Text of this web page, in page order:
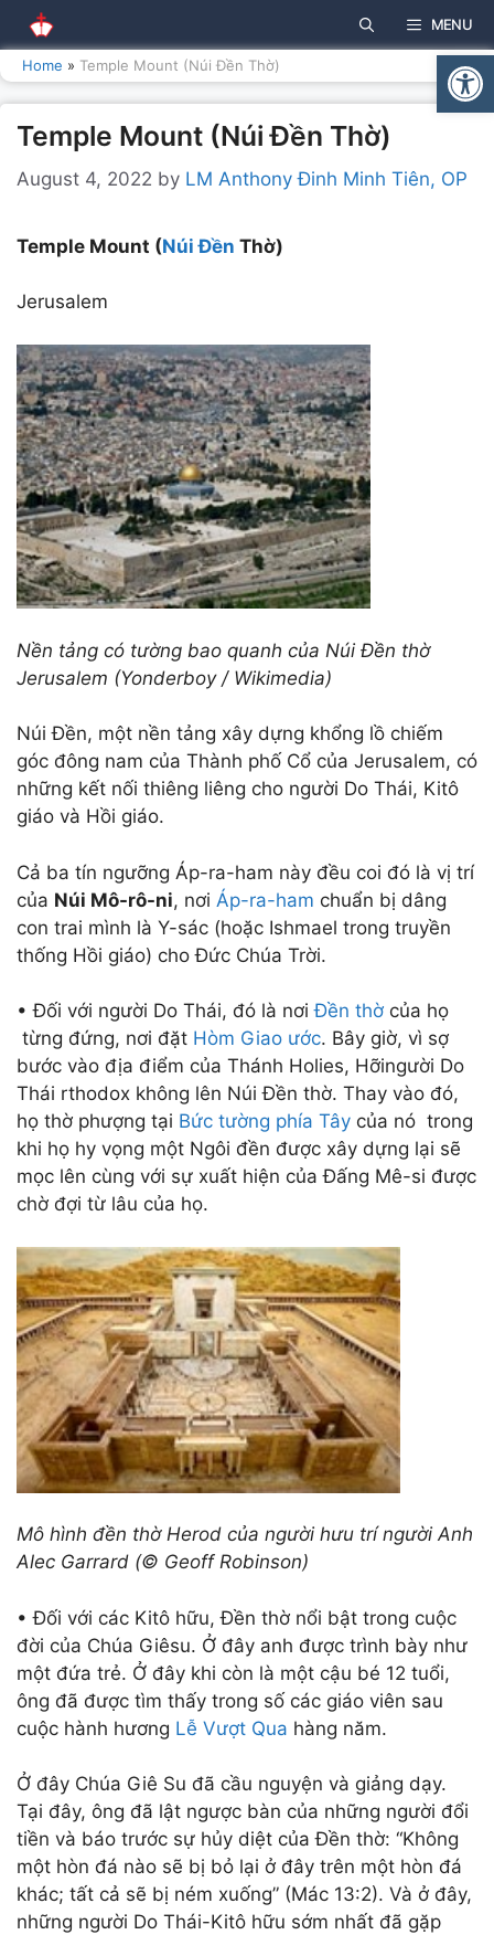
to
content
MENU
Home » Temple Mount (Núi Đền Thờ)
Temple Mount (Núi Đền Thờ)
August 4, 2022 by LM Anthony Đinh Minh Tiên, OP
Temple Mount (Núi Đền Thờ)
Jerusalem
Nền tảng có tường bao quanh của Núi Đền thờ
Jerusalem (Yonderboy / Wikimedia)
Núi Đền, một nền tảng xây dựng khổng lồ chiếm
góc đông nam của Thành phố Cổ của Jerusalem, có
những kết nối thiêng liêng cho người Do Thái, Kitô
giáo và Hồi giáo.
Cả ba tín ngưỡng Áp-ra-ham này đều coi đó là vị trí
của Núi Mô-rô-ni, nơi Áp-ra-ham chuẩn bị dâng
con trai mình là Y-sác (hoặc Ishmael trong truyền
thống Hồi giáo) cho Đức Chúa Trời.
• Đối với người Do Thái, đó là nơiĐền thờ của họ
từng đứng, nơi đặt Hòm Giao ước. Bây giờ, vì sợ
bước vào địa điểm của Thánh Holies, Hỡingười Do
Thái rthodox không lên Núi Đền thờ. Thay vào đó,
họ thờ phượng tại Bức tường phía Tây của nó trong
khi họ hy vọng một Ngôi đền được xây dựng lại sẽ
mọc lên cùng với sự xuất hiện của Đấng Mê-si được
chờ đợi từ lâu của họ.
Mô hình đền thờ Herod của người hưu trí người Anh
Alec Garrard (© Geoff Robinson)
• Đối với các Kitô hữu, Đền thờ nổi bật trong cuộc
đời của Chúa Giêsu. Ở đây anh được trình bày như
một đứa trẻ. Ở đây khi còn là một cậu bé 12 tuổi,
ông đã được tìm thấy trong số các giáo viên sau
cuộc hành hương Lễ Vượt Qua hàng năm.
Ở đây Chúa Giê Su đã cầu nguyện và giảng dạy.
Tại đây, ông đã lật ngược bàn của những người đổi
tiền và báo trước sự hủy diệt của Đền thờ: “Không
một hòn đá nào sẽ bị bỏ lại ở đây trên một hòn đá
khác; tất cả sẽ bị ném xuống” (Mác 13:2). Và ở đây,
những người Do Thái-Kitô hữu sớm nhất đã gặp